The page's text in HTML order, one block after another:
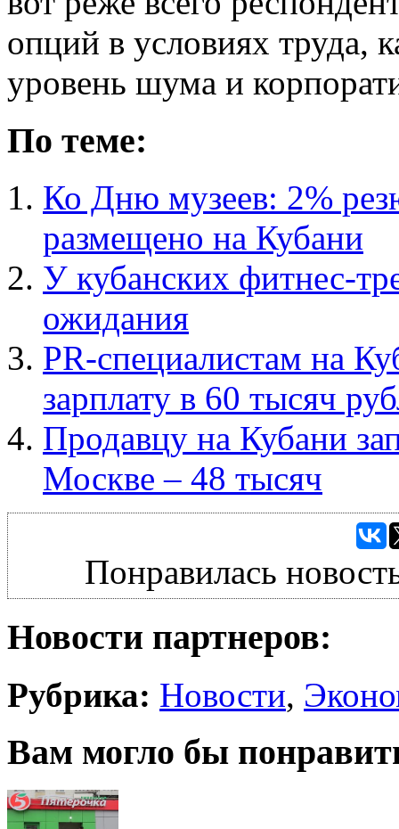
опций в условиях труда,
уровень шума и
По теме:
Ко Дню музеев: 2%
размещено на Кубани
У кубанских фитнес-
ожидания
PR-специалистам на
зарплату в 60 тысяч
Продавцу на Кубани
Москве – 48 тысяч
Понравилась
Новости партнеров:
Рубрика: Новости,
Вам могло бы